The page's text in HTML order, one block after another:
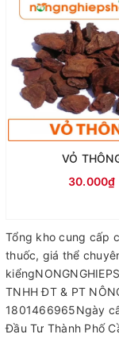
VỎ
30.000₫
Tổng kho cung cấp
thuốc, giá thể
TNHH ĐT & PT
1801466965Ngày
Đầu Tư Thành Phố